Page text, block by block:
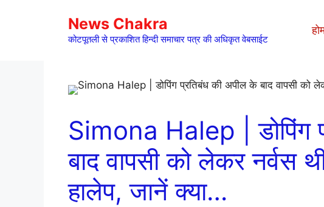
News Chakra
कोटपूतली से प्रकाशित हिन्दी समाचार पत्र की अधिकृत वेबसाईट
Simona Halep | डोपिंग
बाद वापसी को लेकर नर्वस
हालेप, जानें क्या…